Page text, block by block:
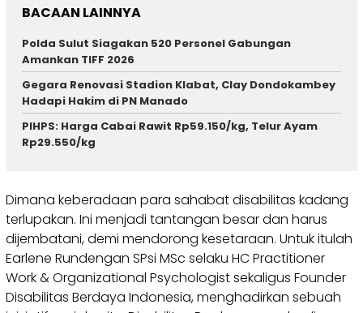
BACAAN LAINNYA
Polda Sulut Siagakan 520 Personel Gabungan
Amankan TIFF 2026
Gegara Renovasi Stadion Klabat, Clay Dondokambey
Hadapi Hakim di PN Manado
PIHPS: Harga Cabai Rawit Rp59.150/kg, Telur Ayam
Rp29.550/kg
Dimana keberadaan para sahabat disabilitas kadang
terlupakan. Ini menjadi tantangan besar dan harus
dijembatani, demi mendorong kesetaraan. Untuk itulah
Earlene Rundengan SPsi MSc selaku HC Practitioner
Work & Organizational Psychologist sekaligus Founder
Disabilitas Berdaya Indonesia, menghadirkan sebuah